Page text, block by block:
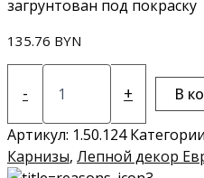
загрунтован под покраску
135.76 BYN
-
Количество
1.50.124
+ В
Артикул: 1.50.124
Карнизы, Лепной декор